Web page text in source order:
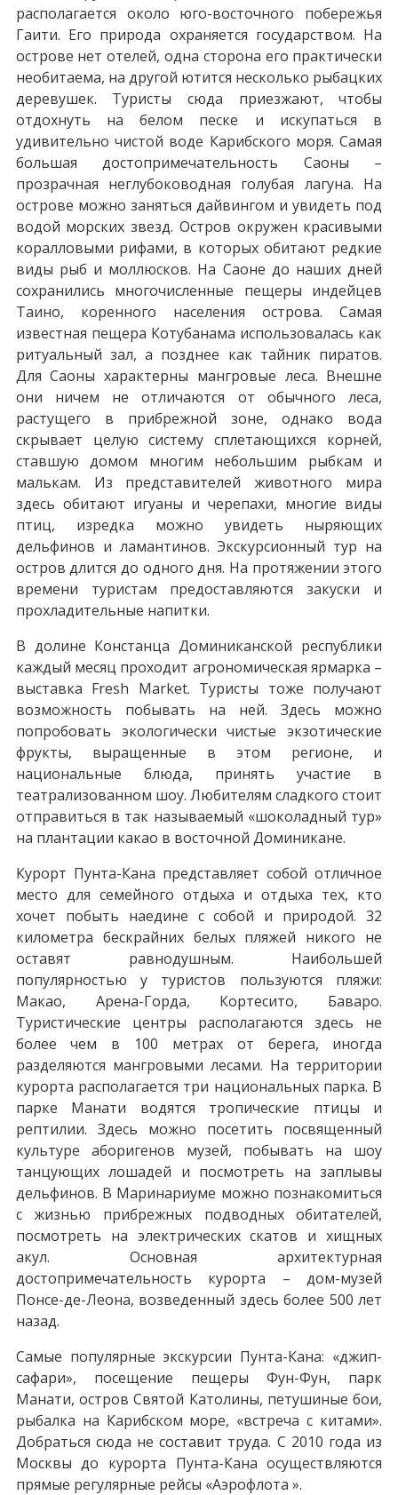
располагается около юго-восточного побережья
Гаити. Его природа охраняется государством. На
острове нет отелей, одна сторона его практически
необитаема, на другой ютится несколько рыбацких
деревушек. Туристы сюда приезжают, чтобы
отдохнуть на белом песке и искупаться в
удивительно чистой воде Карибского моря. Самая
большая достопримечательность Саоны –
прозрачная неглубоководная голубая лагуна. На
острове можно заняться дайвингом и увидеть под
водой морских звезд. Остров окружен красивыми
коралловыми рифами, в которых обитают редкие
виды рыб и моллюсков. На Саоне до наших дней
сохранились многочисленные пещеры индейцев
Таино, коренного населения острова. Самая
известная пещера Котубанама использовалась как
ритуальный зал, а позднее как тайник пиратов.
Для Саоны характерны мангровые леса. Внешне
они ничем не отличаются от обычного леса,
растущего в прибрежной зоне, однако вода
скрывает целую систему сплетающихся корней,
ставшую домом многим небольшим рыбкам и
малькам. Из представителей животного мира
здесь обитают игуаны и черепахи, многие виды
птиц, изредка можно увидеть ныряющих
дельфинов и ламантинов. Экскурсионный тур на
остров длится до одного дня. На протяжении этого
времени туристам предоставляются закуски и
прохладительные напитки.
В долине Констанца Доминиканской республики
каждый месяц проходит агрономическая ярмарка –
выставка Fresh Market. Туристы тоже получают
возможность побывать на ней. Здесь можно
попробовать экологически чистые экзотические
фрукты, выращенные в этом регионе, и
национальные блюда, принять участие в
театрализованном шоу. Любителям сладкого стоит
отправиться в так называемый «шоколадный тур»
на плантации какао в восточной Доминикане.
Курорт Пунта-Кана представляет собой отличное
место для семейного отдыха и отдыха тех, кто
хочет побыть наедине с собой и природой. 32
километра бескрайних белых пляжей никого не
оставят равнодушным. Наибольшей
популярностью у туристов пользуются пляжи:
Макао, Арена-Горда, Кортесито, Баваро.
Туристические центры располагаются здесь не
более чем в 100 метрах от берега, иногда
разделяются мангровыми лесами. На территории
курорта располагается три национальных парка. В
парке Манати водятся тропические птицы и
рептилии. Здесь можно посетить посвященный
культуре аборигенов музей, побывать на шоу
танцующих лошадей и посмотреть на заплывы
дельфинов. В Маринариуме можно познакомиться
с жизнью прибрежных подводных обитателей,
посмотреть на электрических скатов и хищных
акул. Основная архитектурная
достопримечательность курорта – дом-музей
Понсе-де-Леона, возведенный здесь более 500 лет
назад.
Самые популярные экскурсии Пунта-Кана: «джип-
сафари», посещение пещеры Фун-Фун, парк
Манати, остров Святой Католины, петушиные бои,
рыбалка на Карибском море, «встреча с китами».
Добраться сюда не составит труда. С 2010 года из
Москвы до курорта Пунта-Кана осуществляются
прямые регулярные рейсы «Аэрофлота ».